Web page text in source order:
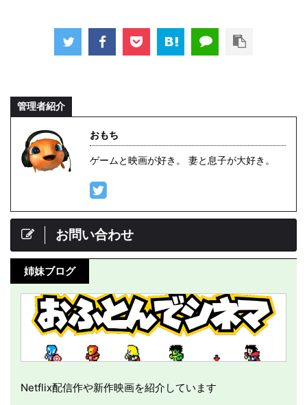
管理者紹介
おもち
ゲームと映画が好き。 妻と息子が大好き。
お問い合わせ
姉妹ブログ
Netflix配信作や新作映画を紹介しています